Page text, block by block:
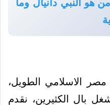
من هو النبي دانيال وما
الاسلامي الطويل،
بال الكثيرين، نقدم